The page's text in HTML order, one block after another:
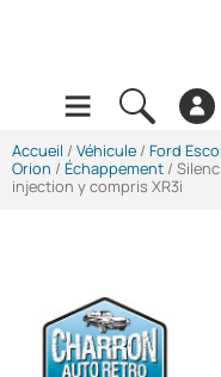
Accueil / Véhicule / Ford
Orion / Échappement /
injection y compris XR3i